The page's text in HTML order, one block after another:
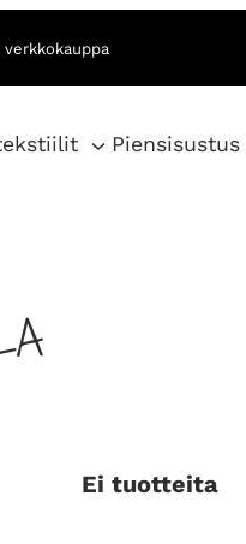
Piensisustus
Ei tuotteita